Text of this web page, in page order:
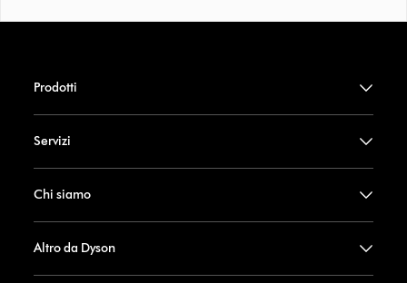
Prodotti
Servizi
Chi siamo
Altro da Dyson